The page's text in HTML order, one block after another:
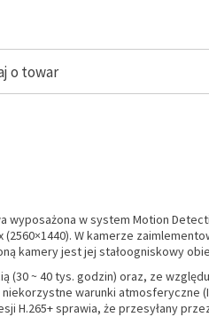
o towar
wyposażona w system Motion
W kamerze
kamery jest jej stałoogniskowy
(30 ~ 40 tys. godzin) oraz, ze
warunki
H.265+ sprawia, że przesyłany